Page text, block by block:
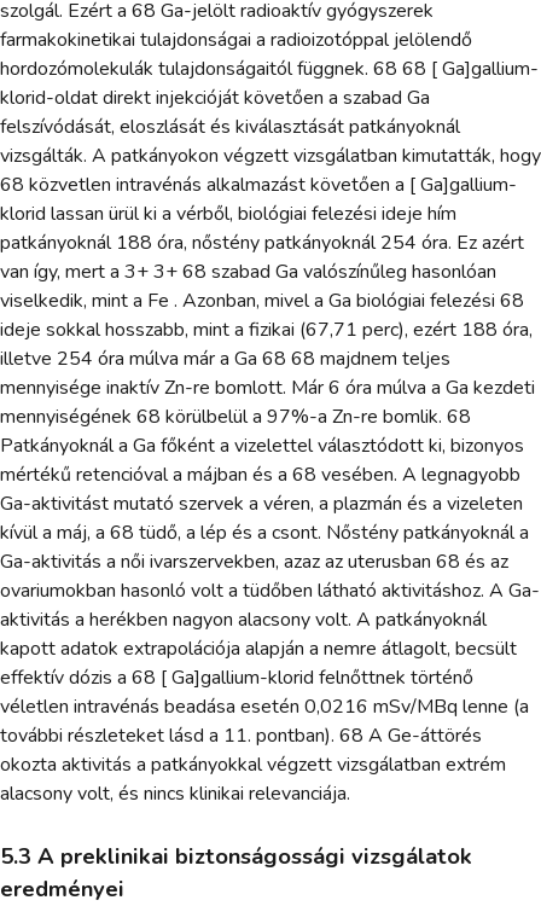
szolgál. Ezért a 68 Ga-jelölt radioaktív gyógyszerek
farmakokinetikai tulajdonságai a radioizotóppal jelölendő
hordozómolekulák tulajdonságaitól függnek. 68 68 [ Ga]gallium-
klorid-oldat direkt injekcióját követően a szabad Ga
felszívódását, eloszlását és kiválasztását patkányoknál
vizsgálták. A patkányokon végzett vizsgálatban kimutatták, hogy
68 közvetlen intravénás alkalmazást követően a [ Ga]gallium-
klorid lassan ürül ki a vérből, biológiai felezési ideje hím
patkányoknál 188 óra, nőstény patkányoknál 254 óra. Ez azért
van így, mert a 3+ 3+ 68 szabad Ga valószínűleg hasonlóan
viselkedik, mint a Fe . Azonban, mivel a Ga biológiai felezési 68
ideje sokkal hosszabb, mint a fizikai (67,71 perc), ezért 188 óra,
illetve 254 óra múlva már a Ga 68 68 majdnem teljes
mennyisége inaktív Zn-re bomlott. Már 6 óra múlva a Ga kezdeti
mennyiségének 68 körülbelül a 97%-a Zn-re bomlik. 68
Patkányoknál a Ga főként a vizelettel választódott ki, bizonyos
mértékű retencióval a májban és a 68 vesében. A legnagyobb
Ga-aktivitást mutató szervek a véren, a plazmán és a vizeleten
kívül a máj, a 68 tüdő, a lép és a csont. Nőstény patkányoknál a
Ga-aktivitás a női ivarszervekben, azaz az uterusban 68 és az
ovariumokban hasonló volt a tüdőben látható aktivitáshoz. A Ga-
aktivitás a herékben nagyon alacsony volt. A patkányoknál
kapott adatok extrapolációja alapján a nemre átlagolt, becsült
effektív dózis a 68 [ Ga]gallium-klorid felnőttnek történő
véletlen intravénás beadása esetén 0,0216 mSv/MBq lenne (a
további részleteket lásd a 11. pontban). 68 A Ge-áttörés
okozta aktivitás a patkányokkal végzett vizsgálatban extrém
alacsony volt, és nincs klinikai relevanciája.
5.3 A preklinikai biztonságossági vizsgálatok
eredményei